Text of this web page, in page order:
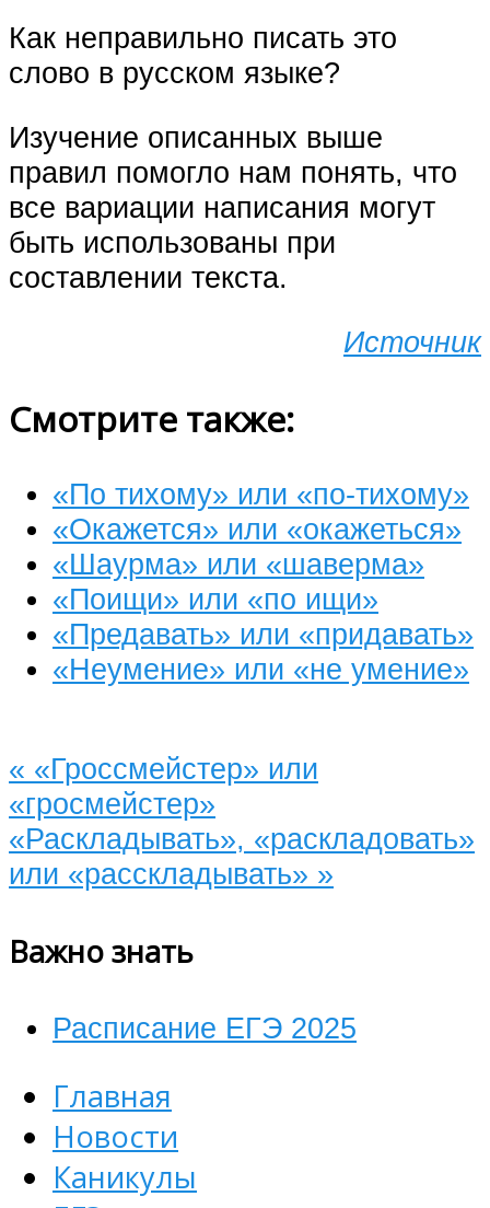
Как неправильно писать это
слово в русском языке?
Изучение описанных выше
правил помогло нам понять, что
все вариации написания могут
быть использованы при
составлении текста.
Источник
Смотрите также:
«По тихому» или «по-тихому»
«Окажется» или «окажеться»
«Шаурма» или «шаверма»
«Поищи» или «по ищи»
«Предавать» или «придавать»
«Неумение» или «не умение»
« «Гроссмейстер» или
«гросмейстер»
«Раскладывать», «раскладовать»
или «расскладывать» »
Важно знать
Расписание ЕГЭ 2025
Главная
Новости
Каникулы